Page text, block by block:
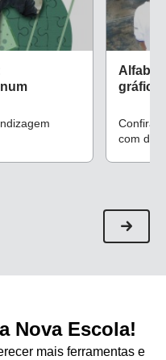
Confira
com
Nova Escola!
mais ferramentas e